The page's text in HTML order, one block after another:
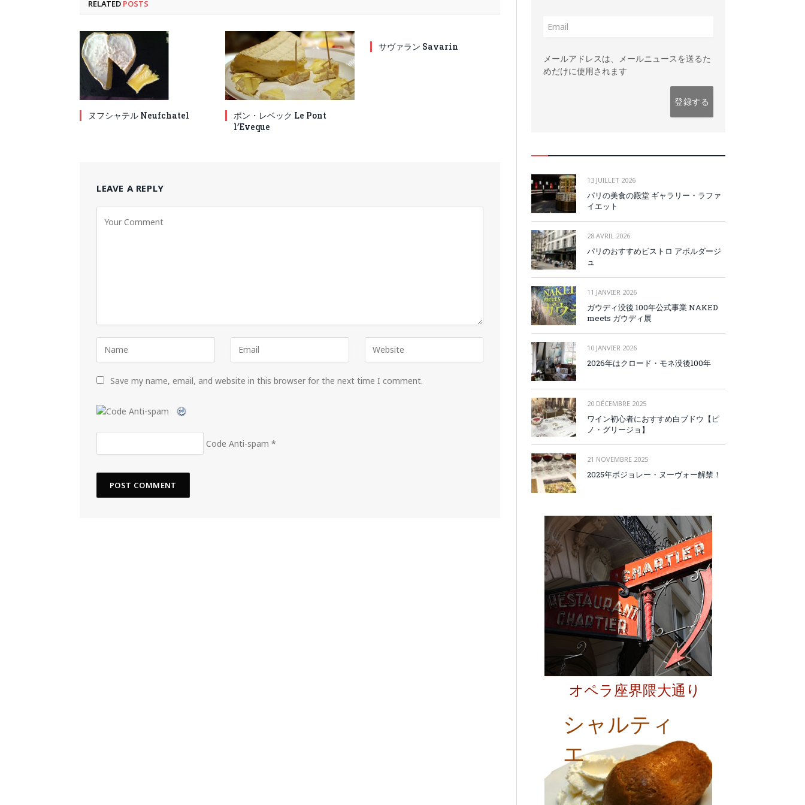
RELATED POSTS
ヌフシャテル Neufchatel
ポン・レベック Le Pont
l’Eveque
サヴァラン Savarin
LEAVE A REPLY
Save my name, email, and website in this browser for the next time I comment.
Code Anti-spam *
メールアドレスは、メールニュースを送るた
めだけに使用されます
13 JUILLET 2026
パリの美食の殿堂 ギャラリー・ラファ
イエット
28 AVRIL 2026
パリのおすすめビストロ アボルダージ
ュ
11 JANVIER 2026
ガウディ没後 100年公式事業 NAKED
meets ガウディ展
10 JANVIER 2026
2026年はクロード・モネ没後100年
20 DÉCEMBRE 2025
ワイン初心者におすすめ白ブドウ【ピ
ノ・グリージョ】
21 NOVEMBRE 2025
2025年ボジョレー・ヌーヴォー解禁！
シャルティ
エ
オペラ座界隈大通り